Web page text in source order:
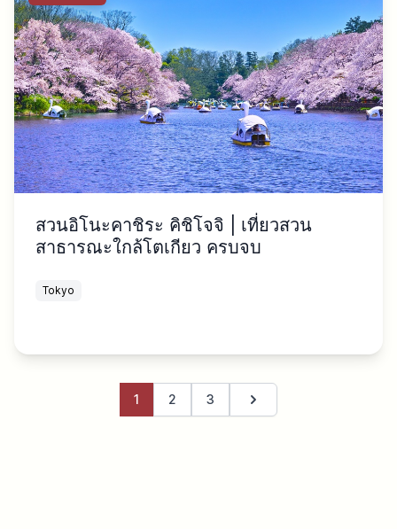
สวนอิโนะคาชิระ คิชิโจจิ | เที่ยวสวน
สาธารณะใกล้โตเกียว ครบจบ
Tokyo
1 2 3 หน้าถัดไป